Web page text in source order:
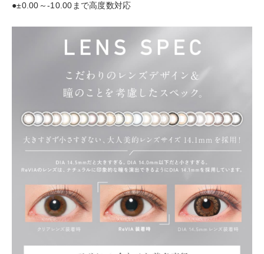
●±0.00～-10.00まで高度数対応